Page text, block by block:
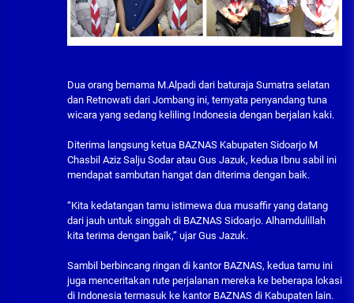
Dua orang bernama M.Alpadi dari baturaja Sumatra selatan
dan Retnowati dari Jombang ini, ternyata penyandang tuna
wicara yang sedang keliling Indonesia dengan berjalan kaki.
Diterima langsung ketua BAZNAS Kabupaten Sidoarjo M
Chasbil Aziz Salju Sodar atau Gus Jazuk, kedua Ibnu sabil ini
mendapat sambutan hangat dan diterima dengan baik.
“Kita kedatangan tamu istimewa dua musaffir yang datang
dari jauh untuk singgah di BAZNAS Sidoarjo. Alhamdulillah
kita terima dengan baik,” ujar Gus Jazuk.
Sambil berbincang ringan di kantor BAZNAS, kedua tamu ini
juga menceritakan rute perjalanan mereka ke beberapa lokasi
di Indonesia termasuk ke kantor BAZNAS di Kabupaten lain.